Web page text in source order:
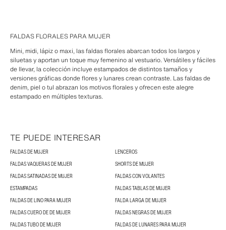
FALDAS FLORALES PARA MUJER
Mini, midi, lápiz o maxi, las faldas florales abarcan todos los largos y
siluetas y aportan un toque muy femenino al vestuario. Versátiles y fáciles
de llevar, la colección incluye estampados de distintos tamaños y
versiones gráficas donde flores y lunares crean contraste. Las faldas de
denim, piel o tul abrazan los motivos florales y ofrecen este alegre
estampado en múltiples texturas.
TE PUEDE INTERESAR
FALDAS DE MUJER
LENCEROS
FALDAS VAQUERAS DE MUJER
SHORTS DE MUJER
FALDAS SATINADAS DE MUJER
FALDAS CON VOLANTES
ESTAMPADAS
FALDAS TABLAS DE MUJER
FALDAS DE LINO PARA MUJER
FALDA LARGA DE MUJER
FALDAS CUERO DE DE MUJER
FALDAS NEGRAS DE MUJER
FALDAS TUBO DE MUJER
FALDAS DE LUNARES PARA MUJER